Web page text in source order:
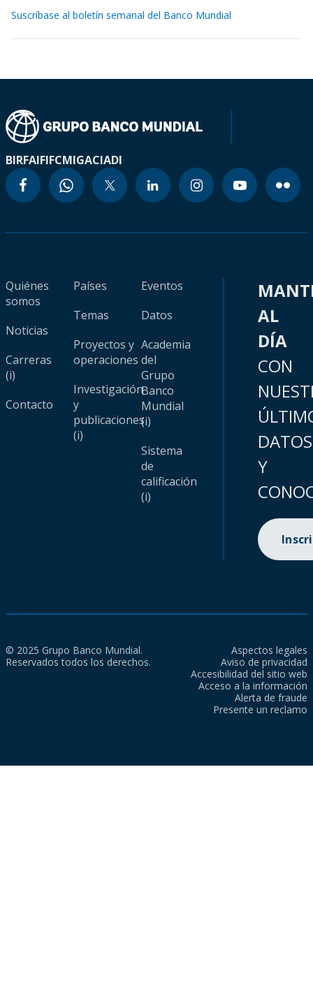
Suscríbase al boletín semanal del Banco Mundial
BIRFAIFIFCMIGACIADI
Quiénes
somos
Noticias
Carreras
(i)
Contacto
Países
Temas
Proyectos y
operaciones
Investigación
y
publicaciones
(i)
Eventos
Datos
Academia
del
Grupo
Banco
Mundial
(i)
Sistema
de
calificación
(i)
AL
DÍA
CON
DATOS
Y
© 2025 Grupo Banco Mundial.
Reservados todos los derechos.
Aspectos legales
Aviso de privacidad
Accesibilidad del sitio web
Acceso a la información
Alerta de fraude
Presente un reclamo